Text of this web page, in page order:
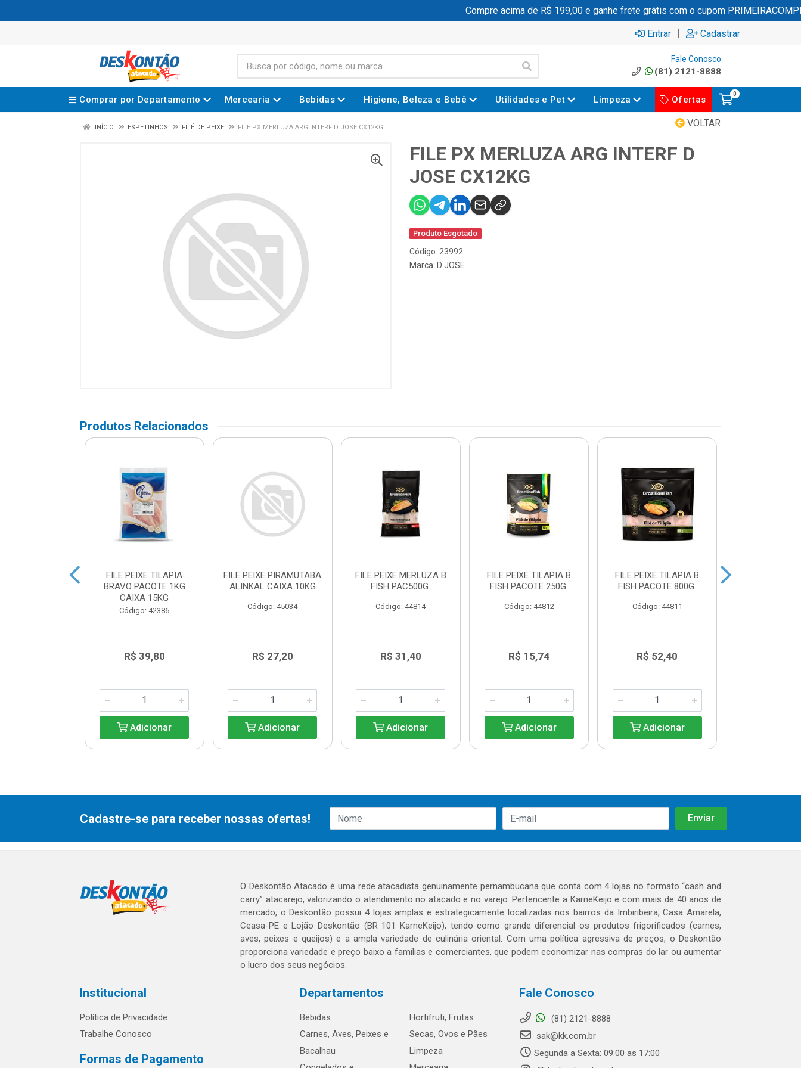
Compre acima de R$ 199,00 e ganhe frete grátis com o cupom PRIMEIRACOMPRA
Entrar | Cadastrar
Fale Conosco
(81) 2121-8888
Comprar por Departamento Mercearia Bebidas Higiene, Beleza e Bebê Utilidades e Pet Limpeza Ofertas
0
VOLTAR
INÍCIO ESPETINHOS FILÉ DE PEIXE FILE PX MERLUZA ARG INTERF D JOSE CX12KG
FILE PX MERLUZA ARG INTERF D
JOSE CX12KG
Produto Esgotado
Código: 23992
Marca: D JOSE
Produtos Relacionados
FILE PEIXE TILAPIA
BRAVO PACOTE 1KG
CAIXA 15KG
Código: 42386
R$ 39,80
Adicionar
FILE PEIXE PIRAMUTABA
ALINKAL CAIXA 10KG
Código: 45034
R$ 27,20
Adicionar
FILE PEIXE MERLUZA B
FISH PAC500G.
Código: 44814
R$ 31,40
Adicionar
FILE PEIXE TILAPIA B
FISH PACOTE 250G.
Código: 44812
R$ 15,74
Adicionar
FILE PEIXE TILAPIA B
FISH PACOTE 800G.
Código: 44811
R$ 52,40
Adicionar
Cadastre-se para receber nossas ofertas!
O Deskontão Atacado é uma rede atacadista genuinamente pernambucana que conta com 4 lojas no formato “cash and
carry” atacarejo, valorizando o atendimento no atacado e no varejo. Pertencente a KarneKeijo e com mais de 40 anos de
mercado, o Deskontão possui 4 lojas amplas e estrategicamente localizadas nos bairros da Imbiribeira, Casa Amarela,
Ceasa-PE e Lojão Deskontão (BR 101 KarneKeijo), tendo como grande diferencial os produtos frigorificados (carnes,
aves, peixes e queijos) e a ampla variedade de culinária oriental. Com uma política agressiva de preços, o Deskontão
proporciona variedade e preço baixo a famílias e comerciantes, que podem economizar nas compras do lar ou aumentar
o lucro dos seus negócios.
Institucional
Política de Privacidade
Trabalhe Conosco
Formas de Pagamento
Departamentos
Bebidas
Carnes, Aves, Peixes e
Bacalhau
Hortifruti, Frutas
Secas, Ovos e Pães
Limpeza
Fale Conosco
(81) 2121-8888
sak@kk.com.br
Segunda a Sexta: 09:00 as 17:00